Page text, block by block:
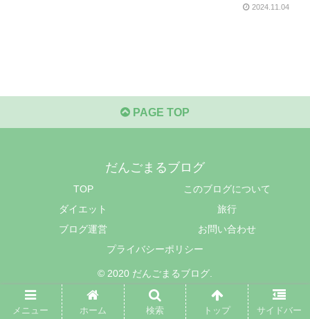
2024.11.04
PAGE TOP
だんごまるブログ
TOP
このブログについて
ダイエット
旅行
ブログ運営
お問い合わせ
プライバシーポリシー
© 2020 だんごまるブログ.
メニュー ホーム 検索 トップ サイドバー